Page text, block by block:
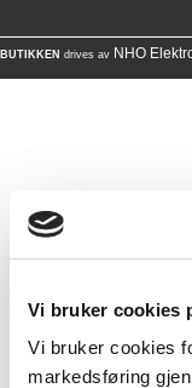
Vi bruker cookies
Vi bruker cookies
markedsføring
BUTIKKEN drives av NHO